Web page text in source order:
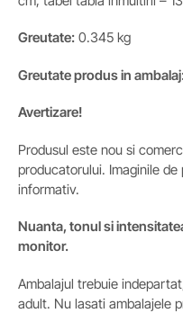
Greutate: 0.345 kg
Greutate produs in
Avertizare!
Produsul este nou si
producatorului. Imaginile
informativ.
Nuanta, tonul si
monitor.
Ambalajul trebuie
adult. Nu lasati ambalajele